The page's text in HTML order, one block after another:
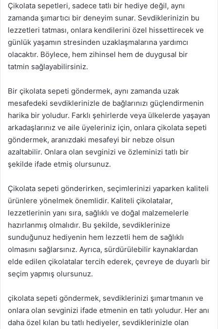
Çikolata sepetleri, sadece tatlı bir hediye değil, aynı
zamanda şımartıcı bir deneyim sunar. Sevdiklerinizin bu
lezzetleri tatması, onlara kendilerini özel hissettirecek ve
günlük yaşamın stresinden uzaklaşmalarına yardımcı
olacaktır. Böylece, hem zihinsel hem de duygusal bir
tatmin sağlayabilirsiniz.
Bir çikolata sepeti göndermek, aynı zamanda uzak
mesafedeki sevdiklerinizle de bağlarınızı güçlendirmenin
harika bir yoludur. Farklı şehirlerde veya ülkelerde yaşayan
arkadaşlarınız ve aile üyeleriniz için, onlara çikolata sepeti
göndermek, aranızdaki mesafeyi bir nebze olsun
azaltabilir. Onlara olan sevginizi ve özleminizi tatlı bir
şekilde ifade etmiş olursunuz.
Çikolata sepeti gönderirken, seçimlerinizi yaparken kaliteli
ürünlere yönelmek önemlidir. Kaliteli çikolatalar,
lezzetlerinin yanı sıra, sağlıklı ve doğal malzemelerle
hazırlanmış olmalıdır. Bu şekilde, sevdiklerinize
sunduğunuz hediyenin hem lezzetli hem de sağlıklı
olmasını sağlarsınız. Ayrıca, sürdürülebilir kaynaklardan
elde edilen çikolatalar tercih ederek, çevreye de duyarlı bir
seçim yapmış olursunuz.
çikolata sepeti göndermek, sevdiklerinizi şımartmanın ve
onlara olan sevginizi ifade etmenin en tatlı yoludur. Her anı
daha özel kılan bu tatlı hediyeler, sevdiklerinizle olan